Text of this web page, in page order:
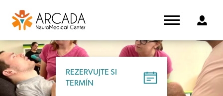
REZERVUJTE SI
TERMÍN
REZERVUJTE SI
TERMÍN